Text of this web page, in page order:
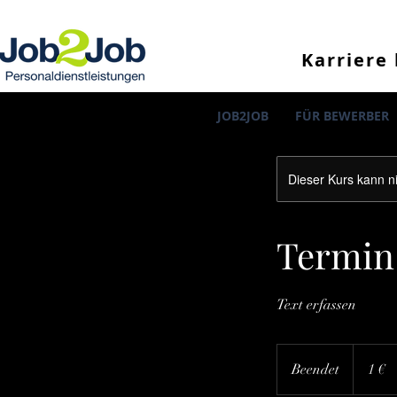
Karriere
Dieser Kurs kann
Termin
Text erfassen
Beendet
e
1 €
JOB2JOB FÜR BEWERBER